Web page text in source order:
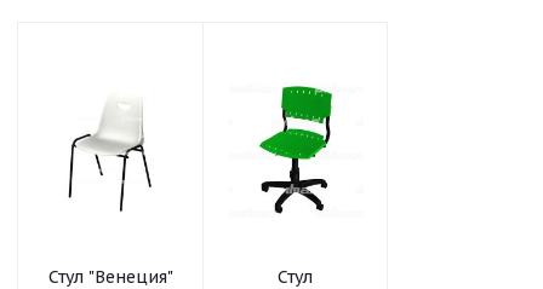
Стул "Венеция"
Стул